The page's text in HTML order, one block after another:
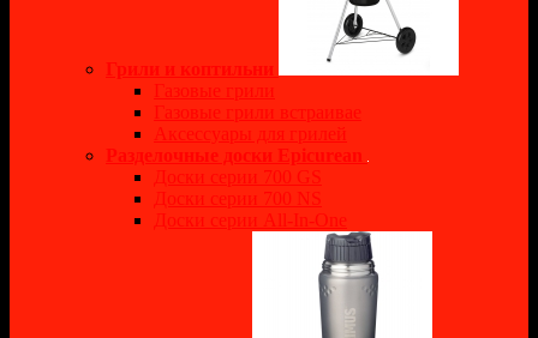
Грили и коптильни
Газовые грили
Газовые грили встраивае
Аксессуары для грилей
Разделочные доски Epicurean
Доски серии 700 GS
Доски серии 700 NS
Доски серии All-In-One